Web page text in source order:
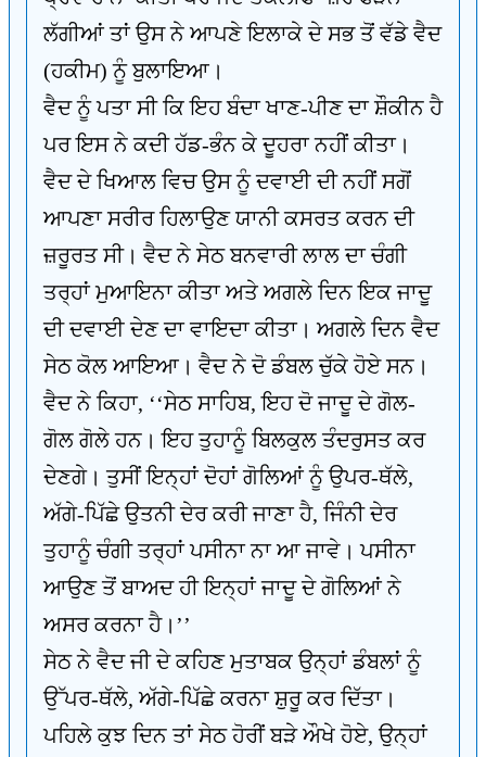
ਲੱਗੀਆਂ ਤਾਂ ਉਸ ਨੇ ਆਪਣੇ ਇਲਾਕੇ ਦੇ ਸਭ ਤੋਂ ਵੱਡੇ ਵੈਦ
(ਹਕੀਮ) ਨੂੰ ਬੁਲਾਇਆ।
ਵੈਦ ਨੂੰ ਪਤਾ ਸੀ ਕਿ ਇਹ ਬੰਦਾ ਖਾਣ-ਪੀਣ ਦਾ ਸ਼ੌਕੀਨ ਹੈ
ਪਰ ਇਸ ਨੇ ਕਦੀ ਹੱਡ-ਭੰਨ ਕੇ ਦੂਹਰਾ ਨਹੀਂ ਕੀਤਾ।
ਵੈਦ ਦੇ ਖਿਆਲ ਵਿਚ ਉਸ ਨੂੰ ਦਵਾਈ ਦੀ ਨਹੀਂ ਸਗੋਂ
ਆਪਣਾ ਸਰੀਰ ਹਿਲਾਉਣ ਯਾਨੀ ਕਸਰਤ ਕਰਨ ਦੀ
ਜ਼ਰੂਰਤ ਸੀ। ਵੈਦ ਨੇ ਸੇਠ ਬਨਵਾਰੀ ਲਾਲ ਦਾ ਚੰਗੀ
ਤਰ੍ਹਾਂ ਮੁਆਇਨਾ ਕੀਤਾ ਅਤੇ ਅਗਲੇ ਦਿਨ ਇਕ ਜਾਦੂ
ਦੀ ਦਵਾਈ ਦੇਣ ਦਾ ਵਾਇਦਾ ਕੀਤਾ। ਅਗਲੇ ਦਿਨ ਵੈਦ
ਸੇਠ ਕੋਲ ਆਇਆ। ਵੈਦ ਨੇ ਦੋ ਡੰਬਲ ਚੁੱਕੇ ਹੋਏ ਸਨ।
ਵੈਦ ਨੇ ਕਿਹਾ, ‘‘ਸੇਠ ਸਾਹਿਬ, ਇਹ ਦੋ ਜਾਦੂ ਦੇ ਗੋਲ-
ਗੋਲ ਗੋਲੇ ਹਨ। ਇਹ ਤੁਹਾਨੂੰ ਬਿਲਕੁਲ ਤੰਦਰੁਸਤ ਕਰ
ਦੇਣਗੇ। ਤੁਸੀਂ ਇਨ੍ਹਾਂ ਦੋਹਾਂ ਗੋਲਿਆਂ ਨੂੰ ਉਪਰ-ਥੱਲੇ,
ਅੱਗੇ-ਪਿੱਛੇ ਉਤਨੀ ਦੇਰ ਕਰੀ ਜਾਣਾ ਹੈ, ਜਿੰਨੀ ਦੇਰ
ਤੁਹਾਨੂੰ ਚੰਗੀ ਤਰ੍ਹਾਂ ਪਸੀਨਾ ਨਾ ਆ ਜਾਵੇ। ਪਸੀਨਾ
ਆਉਣ ਤੋਂ ਬਾਅਦ ਹੀ ਇਨ੍ਹਾਂ ਜਾਦੂ ਦੇ ਗੋਲਿਆਂ ਨੇ
ਅਸਰ ਕਰਨਾ ਹੈ।’’
ਸੇਠ ਨੇ ਵੈਦ ਜੀ ਦੇ ਕਹਿਣ ਮੁਤਾਬਕ ਉਨ੍ਹਾਂ ਡੰਬਲਾਂ ਨੂੰ
ਉੱਪਰ-ਥੱਲੇ, ਅੱਗੇ-ਪਿੱਛੇ ਕਰਨਾ ਸ਼ੁਰੂ ਕਰ ਦਿੱਤਾ।
ਪਹਿਲੇ ਕੁਝ ਦਿਨ ਤਾਂ ਸੇਠ ਹੋਰੀਂ ਬੜੇ ਔਖੇ ਹੋਏ, ਉਨ੍ਹਾਂ